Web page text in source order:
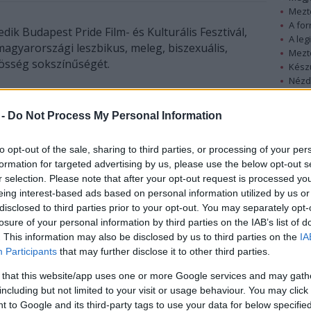
Do Not Process My Personal Information
opt-out of the sale, sharing to third parties, or processing of your
for targeted advertising by us, please use the below opt-out
selection. Please note that after your opt-out request is processed
interest-based ads based on personal information utilized by us
to third parties prior to your opt-out. You may separately
of your personal information by third parties on the IAB’s list of
This information may also be disclosed by us to third parties on the
Participants that may further disclose it to other third parties.
that this website/app uses one or more Google services and may
but not limited to your visit or usage behaviour. You may
to Google and its third-party tags to use your data for below
Budapest Pride Film- és Kulturális Fesztivál,
leszbikus, meleg, biszexuális,
sokszínűségét.
szexualitás szempontjából eltérnek a
által rendezett fesztiválnak az Odeon-Lloyd
moziban tartott megnyitóján Majtényi László, az
Eötvös Károly Közpolitikai Intézet elnöke arról
beszélt: Magyarországon létezik homofóbia.
Mindeközben Magyarországon csökkent a jog
tisztelete, "nincs több jogunk, mint amennyit
kiküzdünk maguknak", de ezt a jogot az állam
rendőrfőkapitánya korábban azt
nem tartható meg, mert a közlekedés
A
A